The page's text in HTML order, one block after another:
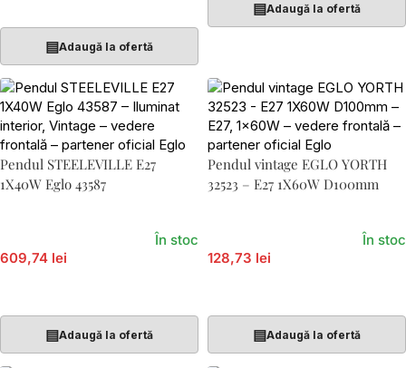
▤Adaugă la ofertă
▤Adaugă la ofertă
Pendul STEELEVILLE E27
1X40W Eglo 43587
609,74 lei
În stoc
▤Adaugă la ofertă
Pendul vintage EGLO YORTH
32523 – E27 1X60W D100mm
128,73 lei
În stoc
▤Adaugă la ofertă